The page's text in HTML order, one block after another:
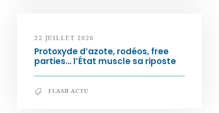
22 JUILLET 2026
Protoxyde d’azote, rodéos, free
parties… l’État muscle sa riposte
FLASH ACTU